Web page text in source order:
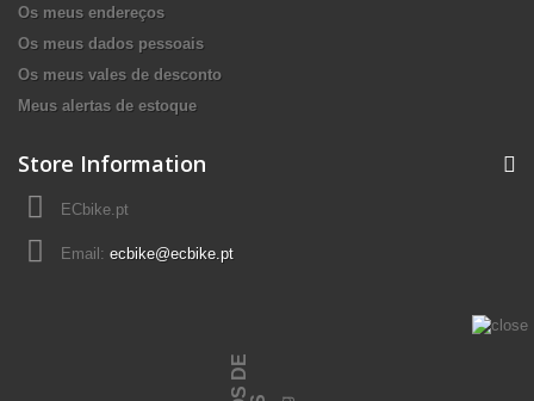
Os meus endereços
Os meus dados pessoais
Os meus vales de desconto
Meus alertas de estoque
Store Information
ECbike.pt
Email: ecbike@ecbike.pt